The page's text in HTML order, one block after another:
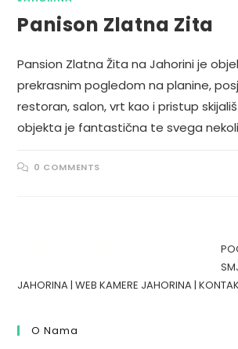
Panison Zlatna Zita
Pansion Zlatna Žita na Jahorini je
prekrasnim pogledom na planine,
restoran, salon, vrt kao i pristup
objekta je fantastična te svega
0 COMMENTS
JAHORINA |WEB KAMERE JAHORINA |
O Nama